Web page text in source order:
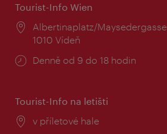
Tourist-Info Wien
Místo:
Albertinaplatz/Maysedergasse
1010 Vídeň
Provozní
Denně od 9 do 18 hodin
Tourist-Info na letišti
Místo:
v příletové hale